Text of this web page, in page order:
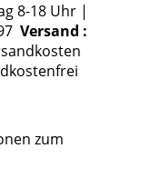
8-18 Uhr |
Versand :
zum